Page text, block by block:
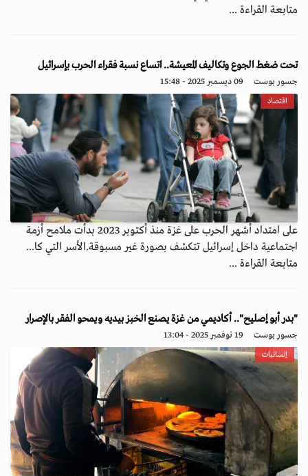
متابعة القراءة ...
تحت ضغط الجوع وتكاليف المعيشة.. اتساع نسبة فقراء الحرب بإسرائيل
جسور بوست 09 ديسمبر 2025 - 15:48
اقتصاد
على امتداد أشهر الحرب على غزة منذ أكتوبر 2023 بدأت ملامح أزمة
اجتماعية داخل إسرائيل تتكشف بصورة غير مسبوقة.الأسر التي كا...
متابعة القراءة ...
"بدر أبو إصليح".. أكاديمي من غزة يصنع الخبز بيديه ويمحو الفقر بالإصرار
جسور بوست 19 نوفمبر 2025 - 13:04
إنسانيات